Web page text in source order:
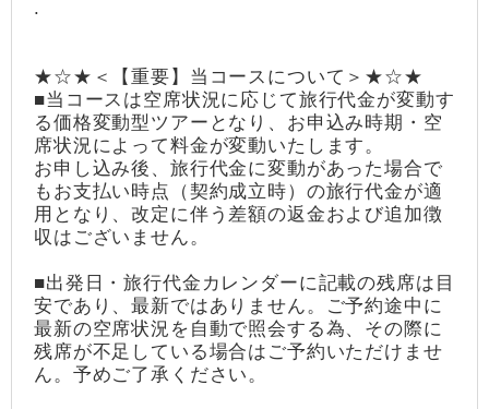
.
★☆★＜【重要】当コースについて＞★☆★
■当コースは空席状況に応じて旅行代金が変動す
る価格変動型ツアーとなり、お申込み時期・空
席状況によって料金が変動いたします。
お申し込み後、旅行代金に変動があった場合で
もお支払い時点（契約成立時）の旅行代金が適
用となり、改定に伴う差額の返金および追加徴
収はございません。
■出発日・旅行代金カレンダーに記載の残席は目
安であり、最新ではありません。ご予約途中に
最新の空席状況を自動で照会する為、その際に
残席が不足している場合はご予約いただけませ
ん。予めご了承ください。